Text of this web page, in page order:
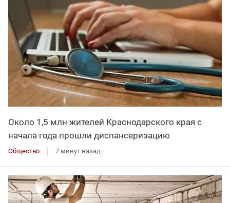
Около 1,5 млн жителей Краснодарского края с
начала года прошли диспансеризацию
Общество 7 минут назад